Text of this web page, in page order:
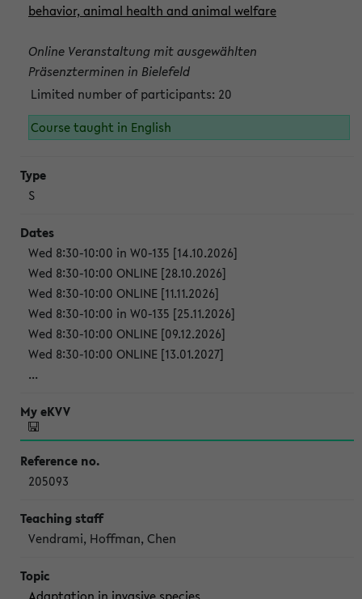
behavior, animal health and animal welfare
Online Veranstaltung mit ausgewählten
Präsenzterminen in Bielefeld
Limited number of participants: 20
Course taught in English
S
Wed 8:30-10:00 in W0-135 [14.10.2026]
Wed 8:30-10:00 ONLINE [28.10.2026]
Wed 8:30-10:00 ONLINE [11.11.2026]
Wed 8:30-10:00 in W0-135 [25.11.2026]
Wed 8:30-10:00 ONLINE [09.12.2026]
Wed 8:30-10:00 ONLINE [13.01.2027]
...
205093
Vendrami, Hoffman, Chen